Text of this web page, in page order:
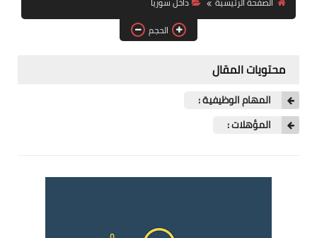
فرص عمل في العراق
فرص عمل في اليمن
الحجم
محتويات المقال
المهام الوظيفية :
المؤهلات :